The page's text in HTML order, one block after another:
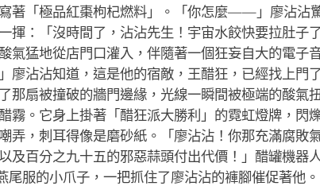
著「極品紅棗枸杞燃料」。「你怎麼——」廖沾沾
揮：「沒時間了，沾沾先生！宇宙水餃快要拉肚子
氣猛地從店門口灌入，伴隨著一個狂妄自大的電子
廖沾沾知道，這是他的宿敵，王醋狂，已經找上門
那扇被撞破的牆門邊緣，光線一瞬間被極端的酸氣
霧。它身上掛著「醋狂派大勝利」的霓虹燈牌，閃
弄，刺耳得像是磨砂紙。「廖沾沾！你那充滿腐敗
及百分之九十五的邪惡蒜頭付出代價！」醋罐機
尾服的小爪子，一把抓住了廖沾沾的褲腳催促著他